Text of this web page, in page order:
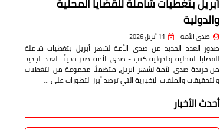
أبريل بتغطيات شاملة للقضايا المحلية
والدولية
صدى الأمة 11 أبريل 2026
صدور العدد الجديد من صدى الأمة لشهر أبريل بتغطيات شاملة
للقضايا المحلية والدولية كتب - صدى الأمة صدر حديثًا العدد الجديد
من جريدة صدى الأمة لشهر أبريل، متضمنًا مجموعة من التغطيات
والتحقيقات والملفات الإخبارية التي ترصد أبرز التطورات على …
أحدث الأخبار